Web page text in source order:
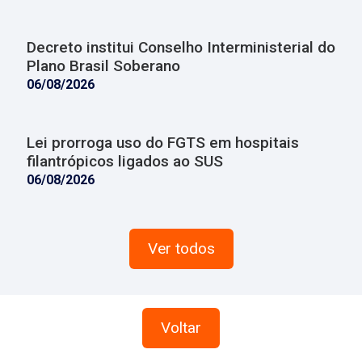
Decreto institui Conselho Interministerial do
Plano Brasil Soberano
06/08/2026
Lei prorroga uso do FGTS em hospitais
filantrópicos ligados ao SUS
06/08/2026
Ver todos
Voltar